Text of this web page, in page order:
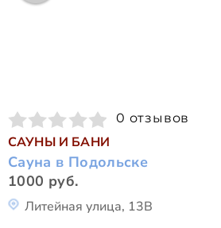
0 отзывов
САУНЫ И БАНИ
Сауна в Подольске
1000 руб.
Литейная улица, 13В